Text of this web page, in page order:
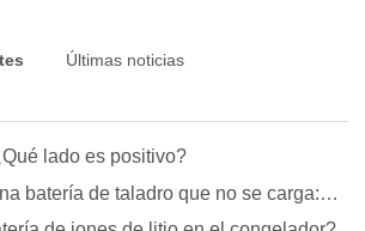
Últimas noticias
lado es positivo?
batería de taladro que no se carga: